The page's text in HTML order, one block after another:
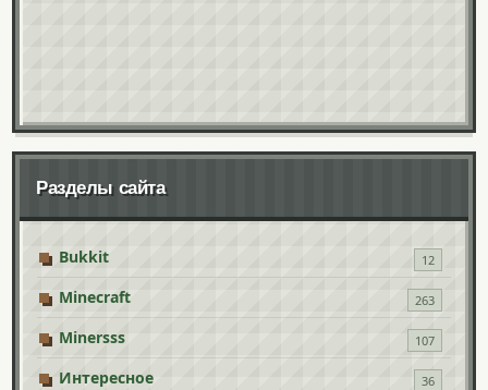
Разделы сайта
Bukkit 12
Minecraft 263
Minersss 107
Интересное 36